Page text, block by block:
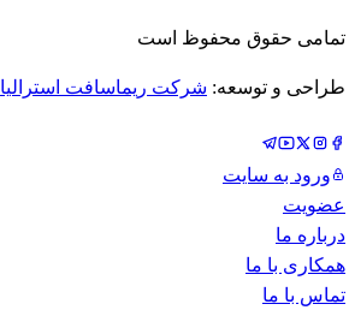
تمامی حقوق محفوظ است
طراحی و توسعه: شرکت ریماسافت استرالیا
ورود به سایت
عضویت
درباره ما
همکاری با ما
تماس با ما